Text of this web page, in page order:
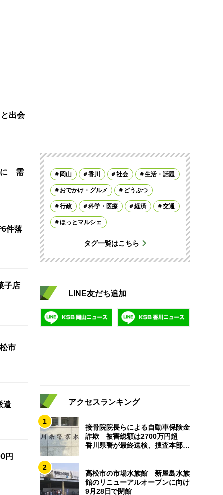
出会
に 需
件落
子店
市
遣
円
岡山 香川 社会 生活・話題
おでかけ・グルメ どうぶつ
行政 科学・医療 経済 交通
ほっとマルシェ
タグ一覧はこちら
LINE友だち追加
アクセスランキング
1
接骨院院長らによる自動車保険金
詐欺 被害総額は2700万円超
香川県警が最終送検、捜査本部解
2
高松市の市場水族館 新屋島水族
館のリニューアルオープンに向け
9月28日で閉館